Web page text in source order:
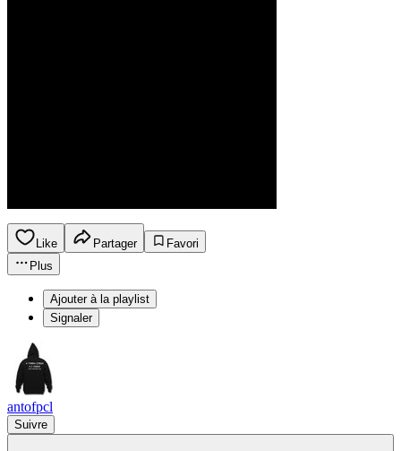
Like Partager
Favori
Plus
Ajouter à la playlist
Signaler
antofpcl
Suivre